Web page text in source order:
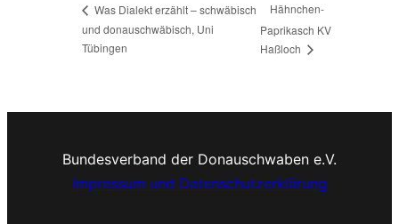
Was Dialekt erzählt – schwäbisch
und donauschwäbisch, Uni
Tübingen
Hähnchen-
Paprikasch KV
Haßloch
Bundesverband der Donauschwaben e.V.
Impressum und Datenschutzerklärung